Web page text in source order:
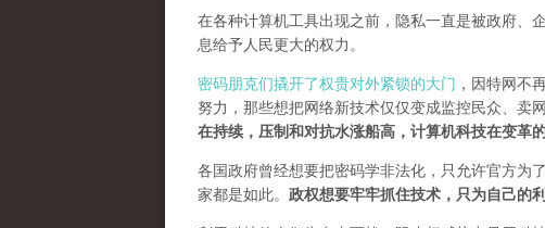
在各种计算机工具出现之前，隐私一直是被政府、
息给予人民更大的权力。
密码朋克们撬开了权贵对外紧锁的大门 ，因特网不
努力，那些想把网络新技术仅仅变成监控民众、卖
在持续，压制和对抗水涨船高，计算机科技在变革
各国政府曾经想要把密码学非法化，只允许官方为
家都是如此。 政权想要牢牢抓住技术，只为自己的